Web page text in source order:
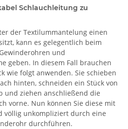
Schlauchleitung zu
der Textilummantelung einen
kann es gelegentlich beim
und
geben. In diesem Fall brauchen
wie folgt anwenden. Sie schieben
hinten, schneiden ein Stück von
und ziehen anschließend die
vorne. Nun können Sie diese mit
völlig unkompliziert durch eine
durchführen.